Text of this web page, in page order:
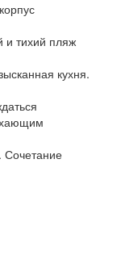
тихий пляж
кухня.